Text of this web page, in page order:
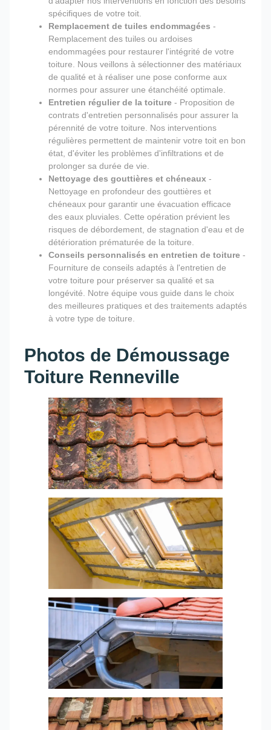
spécifiques de votre toit.
Remplacement de tuiles endommagées -
Remplacement des tuiles ou ardoises
endommagées pour restaurer l'intégrité de votre
toiture. Nous veillons à sélectionner des matériaux
de qualité et à réaliser une pose conforme aux
normes pour assurer une étanchéité optimale.
Entretien régulier de la toiture - Proposition de
contrats d'entretien personnalisés pour assurer la
pérennité de votre toiture. Nos interventions
régulières permettent de maintenir votre toit en bon
état, d'éviter les problèmes d'infiltrations et de
prolonger sa durée de vie.
Nettoyage des gouttières et chéneaux -
Nettoyage en profondeur des gouttières et
chéneaux pour garantir une évacuation efficace
des eaux pluviales. Cette opération prévient les
risques de débordement, de stagnation d'eau et de
détérioration prématurée de la toiture.
Conseils personnalisés en entretien de toiture -
Fourniture de conseils adaptés à l'entretien de
votre toiture pour préserver sa qualité et sa
longévité. Notre équipe vous guide dans le choix
des meilleures pratiques et des traitements adaptés
à votre type de toiture.
Photos de Démoussage
Toiture Renneville